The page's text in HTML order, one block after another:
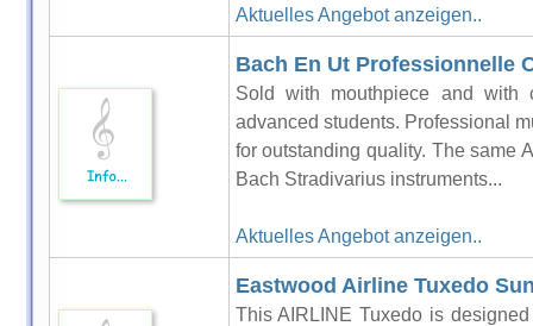
Aktuelles Angebot anzeigen..
Bach En Ut Professionnelle
Sold with mouthpiece and with
advanced students. Professional
for outstanding quality. The same
Bach Stradivarius instruments...
Aktuelles Angebot anzeigen..
Eastwood Airline Tuxedo
This AIRLINE Tuxedo is